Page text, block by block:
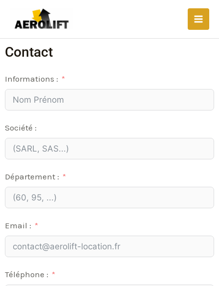
contenu
Main
Contact
Informations :
Société :
Département :
Email :
Téléphone :